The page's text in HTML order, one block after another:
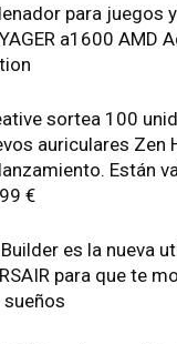
para juegos
a1600 AMD
sortea 100
auriculares Zen
Están
€
Builder es la nueva
para que te